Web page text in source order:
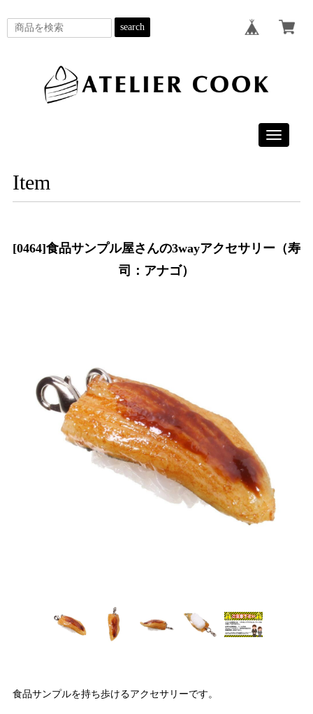
search
Toggle
Item
[0464]食品サンプル屋さんの3wayアクセサリー（寿
司：アナゴ）
食品サンプルを持ち歩けるアクセサリーです。